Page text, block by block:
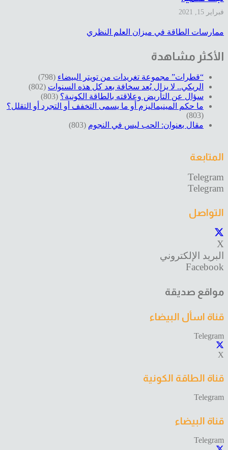
فبراير 15, 2021
ممارسات الطاقة في ميزان العلم النظري
الأكثر مشاهدة
“قطرات” مجموعة تغريدات من تويتر البيضاء (798)
الريكي.. لا يزال يُعد سخافة بعد كل هذه السنوات (802)
سؤال عن التأريض وعلاقته بالطاقة الكونية؟ (803)
ما حكم المينيماليزم أو ما يسمى التخفف أو التجرد أو التقلل؟
(803)
مقال بعنوان: الحب ليس في النجوم (803)
المتابعة
Telegram
Telegram
التواصل
X
البريد الإلكتروني
Facebook
مواقع صديقة
قناة اسأل البيضاء
Telegram
X
قناة الطاقة الكونية
Telegram
قناة البيضاء
Telegram